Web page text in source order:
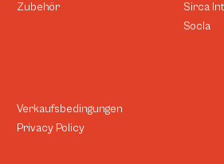
Zubehör
Sirca
Socla
Verkaufsbedingungen
Privacy Policy